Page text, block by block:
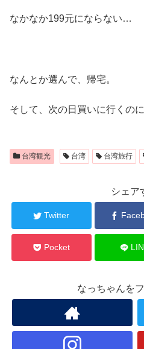
なかなか199元にならない…
なんとか選んで、帰宅。
そして、次の日買いに行くの
台湾観光 台湾 台湾旅行
シェア
Twitter
Pocket
なっちゃんを